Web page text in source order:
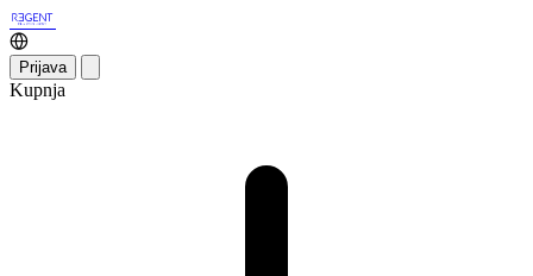
Prijava
Kupnja